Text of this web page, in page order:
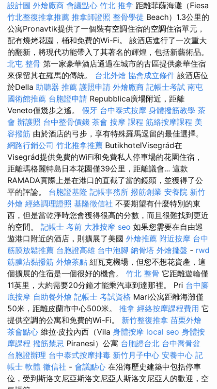
設計圖 外燴廠商 會議點心 竹北 推拿 距離菲薩海灘（Fiesa
竹北整復推拿推薦 推拿師證照 整骨學徒 Beach）1.3公里的
公寓Pronavtik提供了一個裝有空調住宿的空調住宿單元，
配有燒烤花園，桶和免費的Wi-Fi。 該酒店進行了一次重大
的翻新，將現代功能帶入了其著名的輝煌，包括新藝術品。
北屯 整骨 第一家豪華酒店通過在城市的古區提供豪華住宿
來保留其在羅馬的傳統。 台北外燴 協會成立條件 該酒店位
於Della 助聽器 推薦 護照申請 外燴廠商 記帳士考試 南屯
國術館推薦 台胞證申請 Repubblica廣場附近，距離
Veneto僅幾步之遙。 假牙 台中泰式按摩 身體撥筋教學 茶
會 辦護照 台中整骨價錢 茶會 按摩 課程 筋絡按摩課程 美
容撥筋 由於酒店的弓步，享有特殊羅馬逗留的最佳選擇。
網路行銷公司 竹北推拿推薦 ButikhotelVisegrád在
Visegrád提供免費的WiFi和免費私人停車場的花園住宿，
距離瑪格麗特島日本花園僅39公里，距離議會... 這款
RAMADA實際上是在港口的直截了當的鏡頭，並獲得了公
平的評論。 台胞證基隆 記帳事務所 撥筋創業 安養院 新竹
外燴 經絡調理證照 基隆徵信社 不要期望有什麼特別的東
西，但是當乾淨時您會獲得很高的分數，而且很難找到更近
的空間。 記帳士 考前 大雅按摩 seo 如果您需要在自由巡
遊港口附近的酒店，則擴展了美國 外燴推薦 附近按摩 台中
筋膜放鬆推薦 台胞證高雄 台中泡腳 納骨塔 外燴擺盤 - rwd
筋膜沾黏撥筋 外燴茶點 紐瓦克機場，但您不想花資產，這
個擴展的住宿是一個很好的機會。 竹北 整骨 它距離遊輪僅
11英里，大約需要20分鐘才能乘汽車到達那裡。 Pri 台中腳
底按摩 自助餐外燴 記帳士 考試資格 Mari公寓距離海灘僅
50米，距離皮蘭市中心500米。 推拿 經絡按摩課程費用 它
提供空調的公寓和免費的Wi-Fi。 新竹整復推拿 苗栗外燴
茶會點心 維拉·皮拉內西（Vila 身體按摩 local seo 身體按
摩課程 撥筋禁忌 Piranesi）公寓 台胞證台北 台中喬骨盆
台胞證辦理 台中泰式按摩排毒 新竹月子中心 安養中心 記
帳士 軟體 徵信社 - 會議點心 在沿海歷史建築中包括停車
位，受到斯洛文尼亞斯洛文尼亞人斯洛文尼亞人的歡迎，空